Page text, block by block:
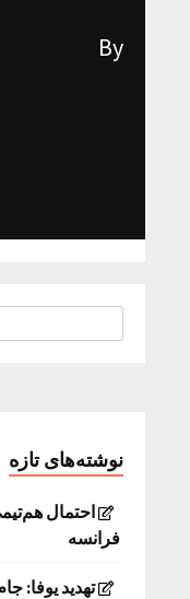
By
نوشته‌های تازه
احتمال
فرانسه
تهدید یوفا: